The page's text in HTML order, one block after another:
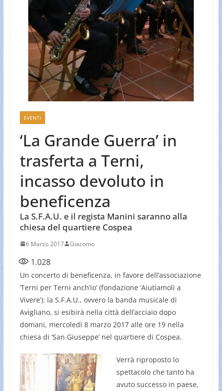
EVENTI
‘La Grande Guerra’ in
trasferta a Terni,
incasso devoluto in
beneficenza
La S.F.A.U. e il regista Manini saranno alla
chiesa del quartiere Cospea
6 Marzo 2017 Giacomo
1.028
Un concerto di beneficenza, in favore dell’associazione
‘Terni per Terni anch’io’ (fondazione ‘Aiutiamoli a
Vivere’): la S.F.A.U., ovvero la banda musicale di
Avigliano, si esibirà nella città dell’acciaio dopo
domani, mercoledì 8 marzo 2017 alle ore 19 nella
chiesa di ‘San Giuseppe’ nel quartiere di Cospea.
Verrà riproposto lo
spettacolo che tanto ha
avuto successo in paese,